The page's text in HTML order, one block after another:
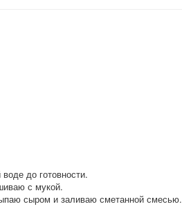
до готовности.
с мукой.
сыром и заливаю сметанной смесью.